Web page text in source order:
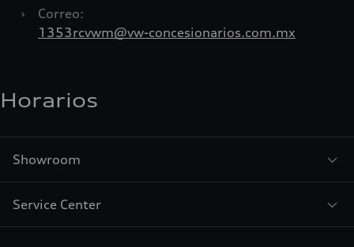
›
Correo:
1353rcvwm@vw-concesionarios.com.mx
Horarios
Showroom
Service Center